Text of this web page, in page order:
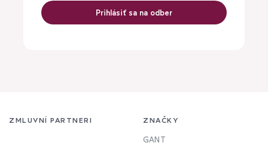
Prihlásiť sa na odber
ZMLUVNÍ PARTNERI ZNAČKY
GANT